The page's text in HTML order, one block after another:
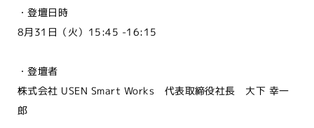
・登壇日時
8月31日（火）15:45 -16:15
・登壇者
株式会社 USEN Smart Works 代表取締役社長 大下 幸一
郎